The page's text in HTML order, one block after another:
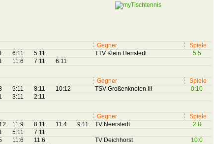
Gegner
Spiele
6:11 5:11 TTV Klein Henstedt
5:5
11:6 7:11
6:11
Gegner
Spiele
9:11 8:11 10:12 TSV Großenkneten III
0:10
3:11
2:11
Gegner
Spiele
11:9 8:11 11:4 9:11 TV Neerstedt
2:8
5:11
7:11
11:6 11:6 TV Deichhorst
10:0